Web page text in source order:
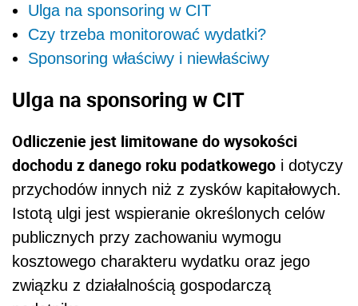
Ulga na sponsoring w CIT
Czy trzeba monitorować wydatki?
Sponsoring właściwy i niewłaściwy
Ulga na sponsoring w CIT
Odliczenie jest limitowane do wysokości
dochodu z danego roku podatkowego i dotyczy
przychodów innych niż z zysków kapitałowych.
Istotą ulgi jest wspieranie określonych celów
publicznych przy zachowaniu wymogu
kosztowego charakteru wydatku oraz jego
związku z działalnością gospodarczą